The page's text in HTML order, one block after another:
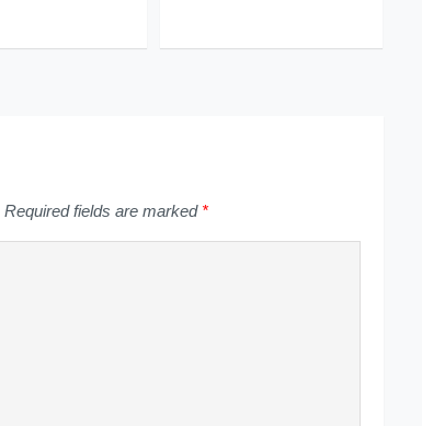
Required fields are marked *